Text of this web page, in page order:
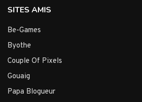
SITES AMIS
Be-Games
Byothe
Couple Of Pixels
Gouaig
Papa Blogueur